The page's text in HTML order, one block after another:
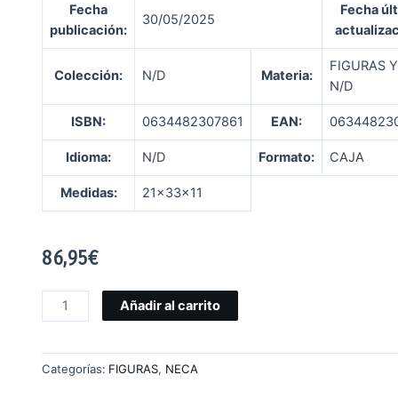
Fecha
publicación:
30/05/2025
Fecha
Colección: N/D Materia:
FIGURAS
N/D
ISBN: 0634482307861 EAN:
Idioma: N/D Formato: CAJA
Medidas: 21x33x11
86,95€
Añadir al carrito
Categorías: FIGURAS, NECA